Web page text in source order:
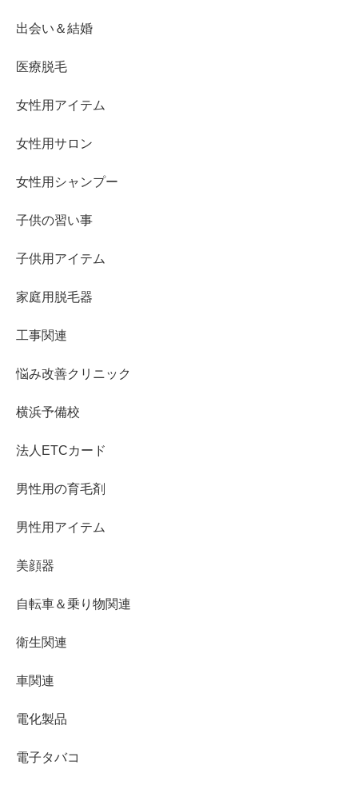
出会い＆結婚
医療脱毛
女性用アイテム
女性用サロン
女性用シャンプー
子供の習い事
子供用アイテム
家庭用脱毛器
工事関連
悩み改善クリニック
横浜予備校
法人ETCカード
男性用の育毛剤
男性用アイテム
美顔器
自転車＆乗り物関連
衛生関連
車関連
電化製品
電子タバコ